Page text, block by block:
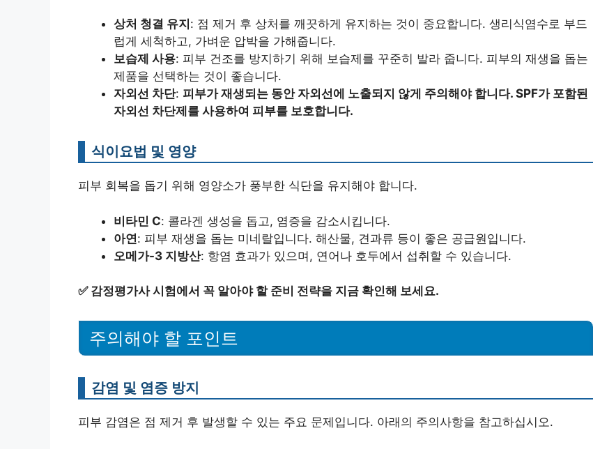
상처 청결 유지 : 점 제거 후 상처를 깨끗하게 유지하는 것이 중요합니다. 생리식염수로 부드
럽게 세척하고, 가벼운 압박을 가해줍니다.
보습제 사용: 피부 건조를 방지하기 위해 보습제를 꾸준히 발라 줍니다. 피부의 재생을 돕는
제품을 선택하는 것이 좋습니다.
자외선 차단: 피부가 재생되는 동안 자외선에 노출되지 않게 주의해야 합니다. SPF가 포함된
자외선 차단제를 사용하여 피부를 보호합니다.
식이요법 및 영양
피부 회복을 돕기 위해 영양소가 풍부한 식단을 유지해야 합니다.
비타민 C: 콜라겐 생성을 돕고, 염증을 감소시킵니다.
아연: 피부 재생을 돕는 미네랄입니다. 해산물, 견과류 등이 좋은 공급원입니다.
오메가-3 지방산: 항염 효과가 있으며, 연어나 호두에서 섭취할 수 있습니다.
✅ 감정평가사 시험에서 꼭 알아야 할 준비 전략을 지금 확인해 보세요.
주의해야 할 포인트
감염 및 염증 방지
피부 감염은 점 제거 후 발생할 수 있는 주요 문제입니다. 아래의 주의사항을 참고하십시오.